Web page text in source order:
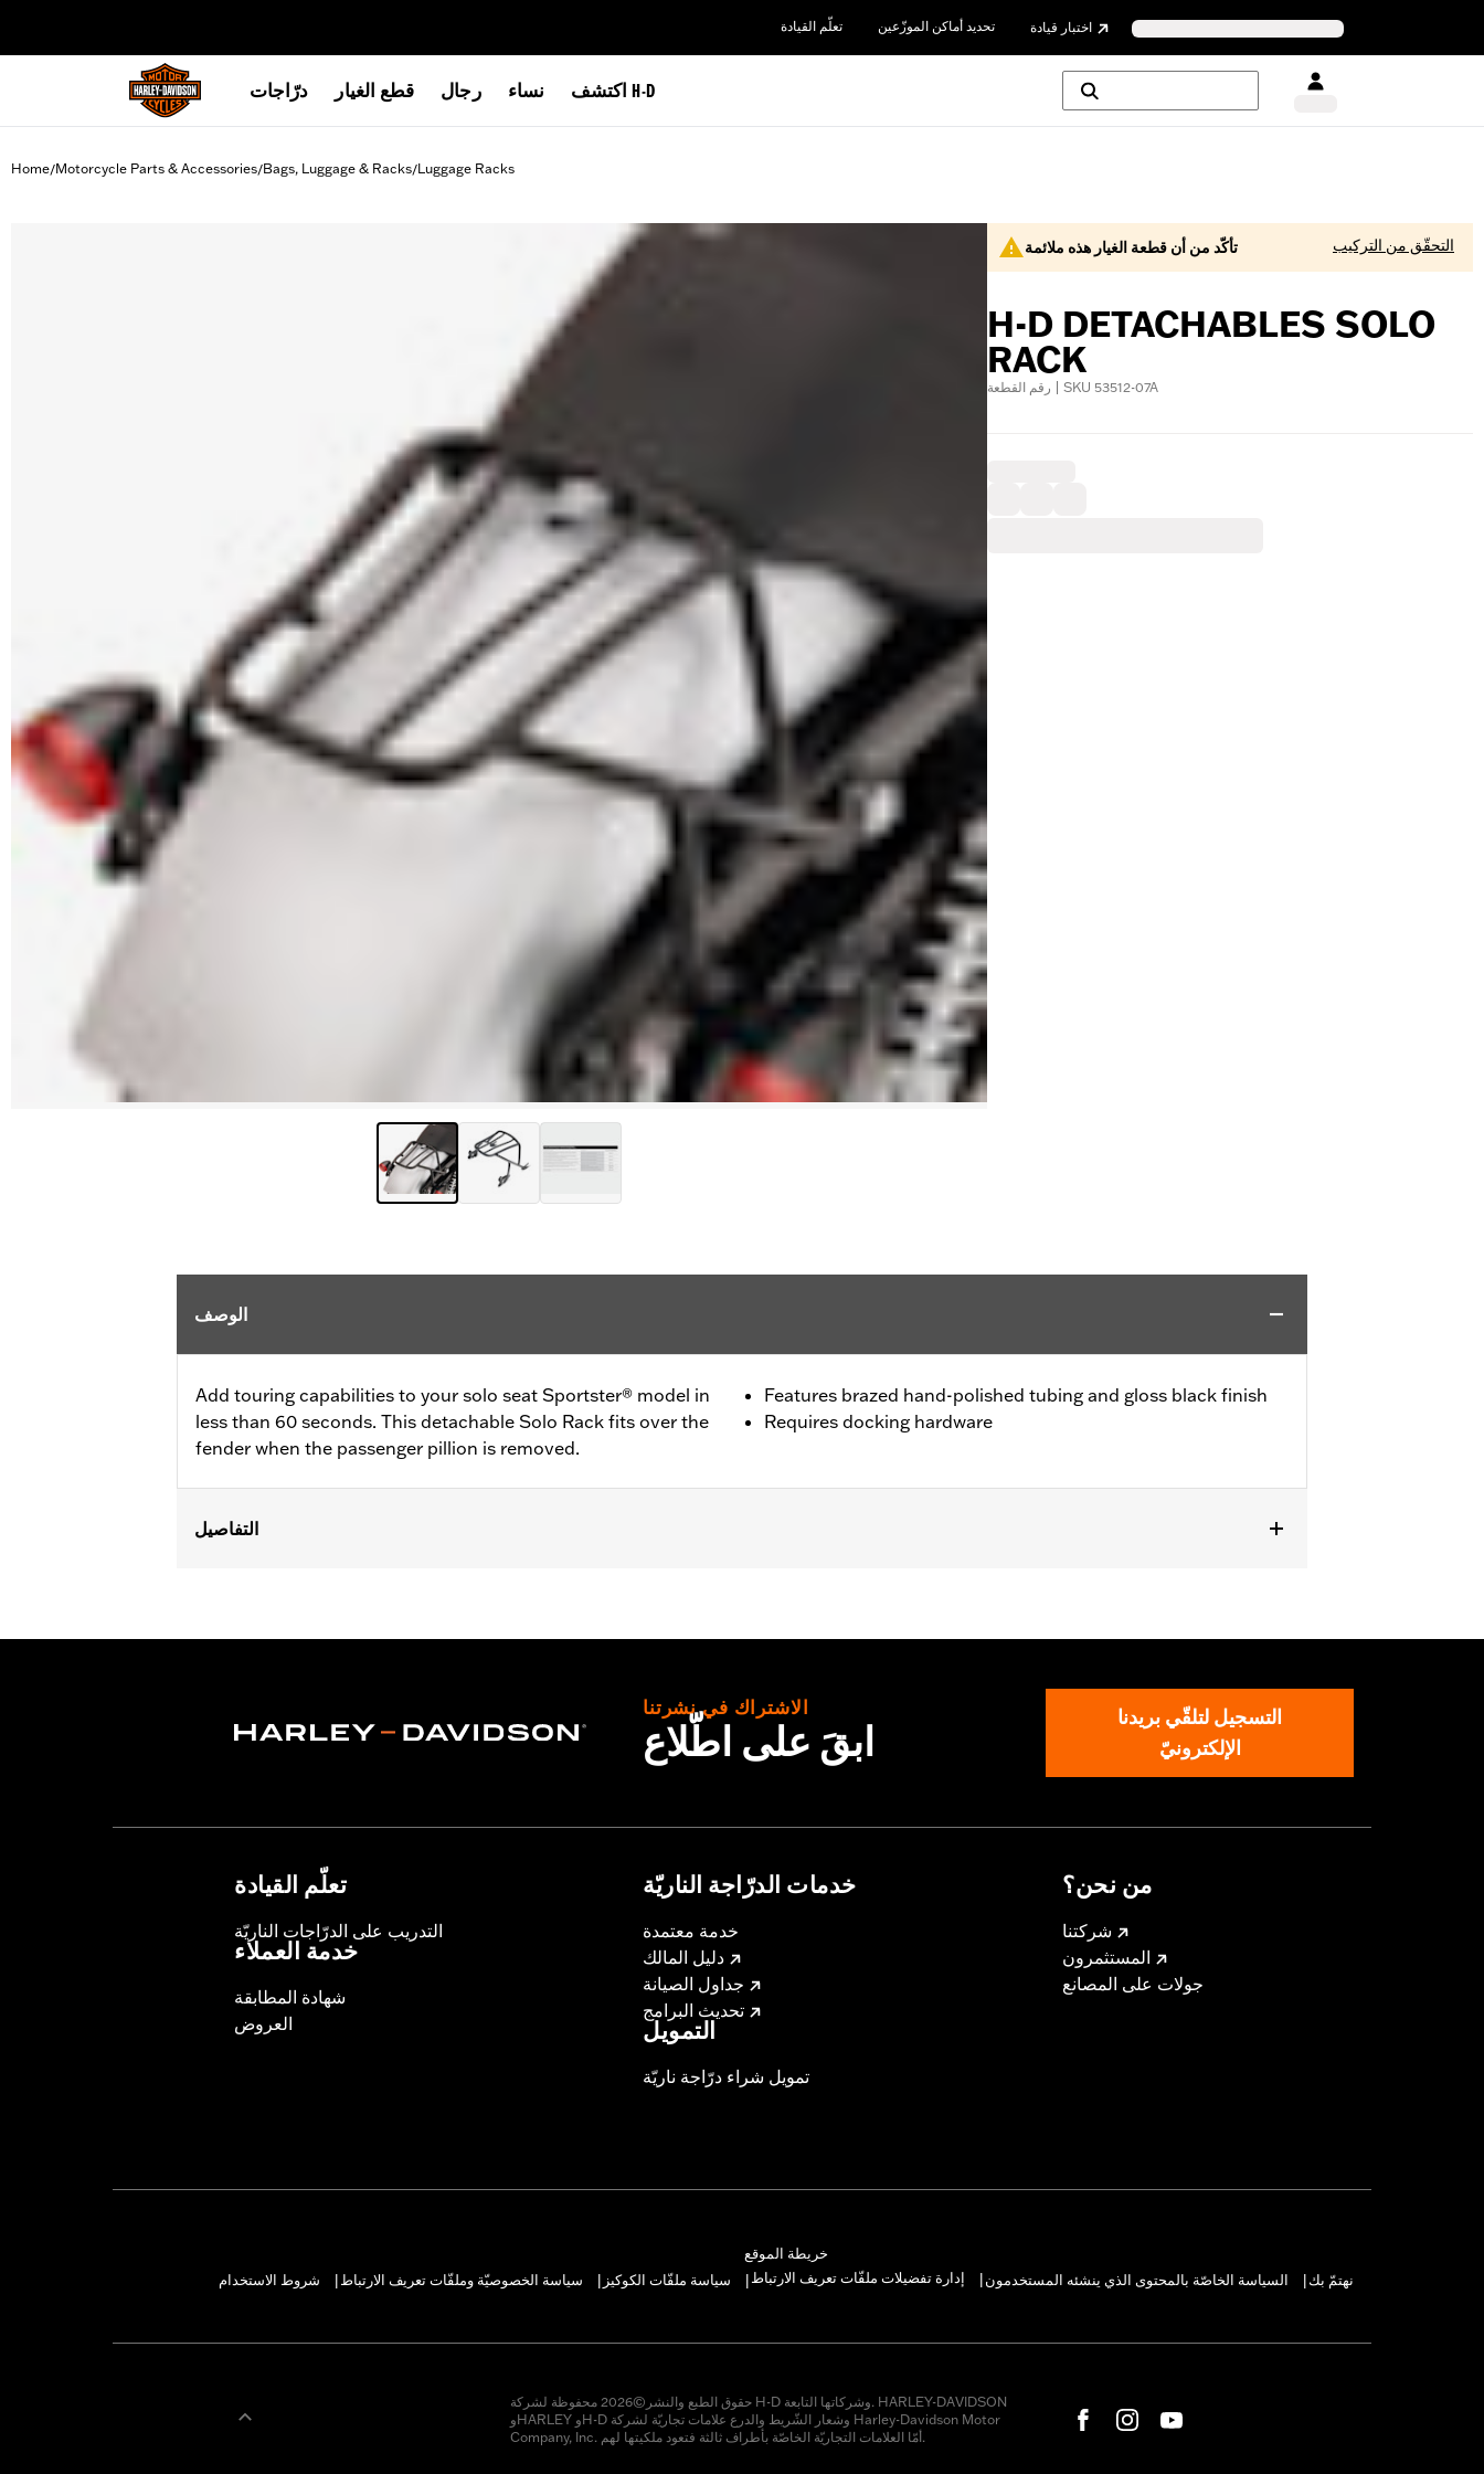
تعلّم القيادة تحديد أماكن الموزّعين اختبار قيادة
درّاجات قطع الغيار رجال نساء اكتشف H-D
Home/Motorcycle Parts & Accessories/Bags, Luggage & Racks/Luggage Racks
تأكّد من أن قطعة الغيار هذه ملائمة التحقّق من التركيب
H-D DETACHABLES SOLO
RACK
رقم القطعة | SKU 53512-07A
الوصف
Add touring capabilities to your solo seat Sportster® model in
less than 60 seconds. This detachable Solo Rack fits over the
fender when the passenger pillion is removed.
Features brazed hand-polished tubing and gloss black finish
Requires docking hardware
التفاصيل
Installation Instructions
Length:8.5 Inches
Material Width UOM:
Weight Capacity:10 US pound
Weight Capacity UOM: US pound
WARRANTY:1 year limited warranty – Go to www.h-d.com/warranty
Do not use this rack as a seat. Do not exceed the fender rack weight capacity. Using as a seat or exceeding this capacity
could cause handling problems which could result in loss of control and death or serious injury.
الاشتراك في نشرتنا
ابقَ على اطّلاع
التسجيل لتلقّي بريدنا
الإلكترونيّ
تعلّم القيادة
التدريب على الدرّاجات الناريّة
خدمة العملاء
شهادة المطابقة
العروض
خدمات الدرّاجة الناريّة
خدمة معتمدة
دليل المالك
جداول الصيانة
تحديث البرامج
التمويل
تمويل شراء درّاجة ناريّة
من نحن؟
شركتنا
المستثمرون
جولات على المصانع
خريطة الموقع
شروط الاستخدام
سياسة الخصوصيّة وملفّات تعريف الارتباط سياسة ملفّات الكوكيز إدارة تفضيلات ملفّات تعريف الارتباط السياسة الخاصّة بالمحتوى الذي ينشئه المستخدمون نهتمّ بك
حقوق الطبع والنشر©2026 محفوظة لشركة H-D وشركاتها التابعة. HARLEY-DAVIDSON
وHARLEY وH-D وشعار الشّريط والدرع علامات تجاريّة لشركة Harley-Davidson Motor
Company, Inc. أمّا العلامات التجاريّة الخاصّة بأطراف ثالثة فتعود ملكيتها لهم.